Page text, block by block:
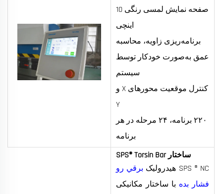
صفحه نمایش لمسی رنگی 10
اینچی
برنامه‌ریزی زاویه، محاسبه
عمق به‌صورت خودکار توسط
سیستم
کنترل موقعیت محورهای X و
Y
۲۲۰ برنامه، ۲۴ مرحله در هر
برنامه
ساختار SPS® Torsin Bar
SPS ® NC هیدرولیک
برقي رو
فشار بده با ساختار مکانیکی